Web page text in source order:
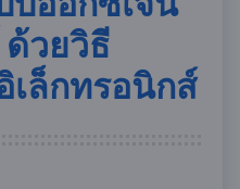
วยวิธี
เล็กทรอนิกส์